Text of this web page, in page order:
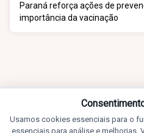
Paraná reforça ações de
importância da vacinação
Usamos cookies essenciais para o
essenciais para análise e melhorias.